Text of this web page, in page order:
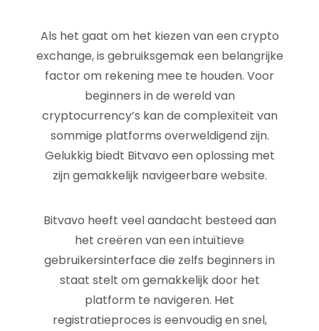
Als het gaat om het kiezen van een crypto
exchange, is gebruiksgemak een belangrijke
factor om rekening mee te houden. Voor
beginners in de wereld van
cryptocurrency’s kan de complexiteit van
sommige platforms overweldigend zijn.
Gelukkig biedt Bitvavo een oplossing met
zijn gemakkelijk navigeerbare website.
Bitvavo heeft veel aandacht besteed aan
het creëren van een intuïtieve
gebruikersinterface die zelfs beginners in
staat stelt om gemakkelijk door het
platform te navigeren. Het
registratieproces is eenvoudig en snel,